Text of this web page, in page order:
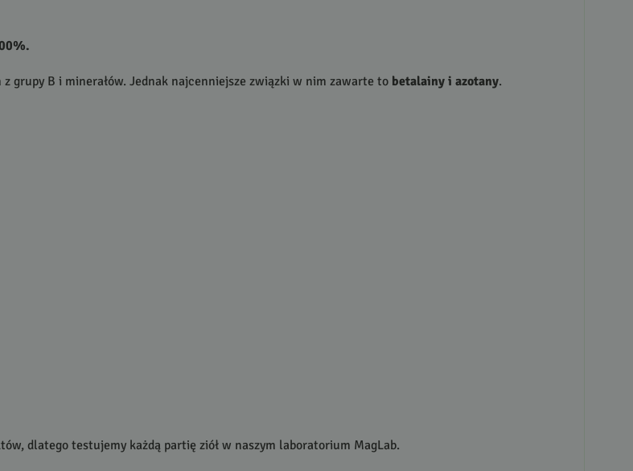
grupy B i minerałów. Jednak najcenniejsze związki w nim zawarte to betalainy i azotany.
dlatego testujemy każdą partię ziół w naszym laboratorium MagLab.